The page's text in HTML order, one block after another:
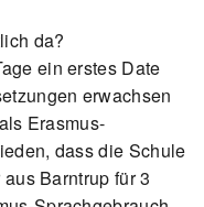
da?
ein erstes Date
erwachsen
Erasmus-
dass die Schule
Barntrup für 3